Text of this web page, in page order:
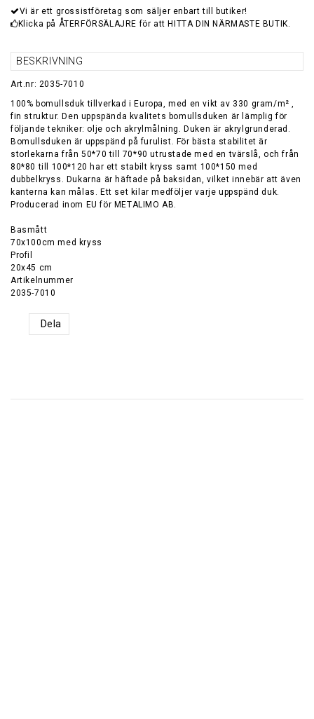
Vi är ett grossistföretag som säljer enbart till butiker!
Klicka på ÅTERFÖRSÄLAJRE för att HITTA DIN NÄRMASTE BUTIK.
BESKRIVNING
Art.nr: 2035-7010
100% bomullsduk tillverkad i Europa, med en vikt av 330 gram/m² ,
fin struktur. Den uppspända kvalitets bomullsduken är lämplig för
följande tekniker: olje och akrylmålning. Duken är akrylgrunderad.
Bomullsduken är uppspänd på furulist. För bästa stabilitet är
storlekarna från 50*70 till 70*90 utrustade med en tvärslå, och från
80*80 till 100*120 har ett stabilt kryss samt 100*150 med
dubbelkryss. Dukarna är häftade på baksidan, vilket innebär att även
kanterna kan målas. Ett set kilar medföljer varje uppspänd duk.
Producerad inom EU för METALIMO AB.
Basmått
70x100cm med kryss
Profil
20x45 cm
Artikelnummer
2035-7010
Dela